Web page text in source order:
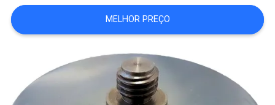
DO
SITE
PRIVACY
POLICY
MELHOR PREÇO